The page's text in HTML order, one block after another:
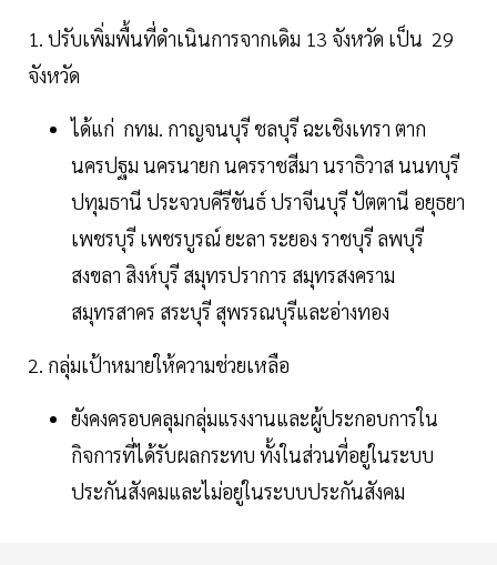
1. ปรับเพิ่มพื้นที่ดำเนินการจากเดิม 13 จังหวัด เป็น 29
จังหวัด
ได้แก่ กทม. กาญจนบุรี ชลบุรี ฉะเชิงเทรา ตาก
นครปฐม นครนายก นครราชสีมา นราธิวาส นนทบุรี
ปทุมธานี ประจวบคีรีขันธ์ ปราจีนบุรี ปัตตานี อยุธยา
เพชรบุรี เพชรบูรณ์ ยะลา ระยอง ราชบุรี ลพบุรี
สงขลา สิงห์บุรี สมุทรปราการ สมุทรสงคราม
สมุทรสาคร สระบุรี สุพรรณบุรีและอ่างทอง
2. กลุ่มเป้าหมายให้ความช่วยเหลือ
ยังคงครอบคลุมกลุ่มแรงงานและผู้ประกอบการใน
กิจการที่ได้รับผลกระทบ ทั้งในส่วนที่อยู่ในระบบ
ประกันสังคมและไม่อยู่ในระบบประกันสังคม